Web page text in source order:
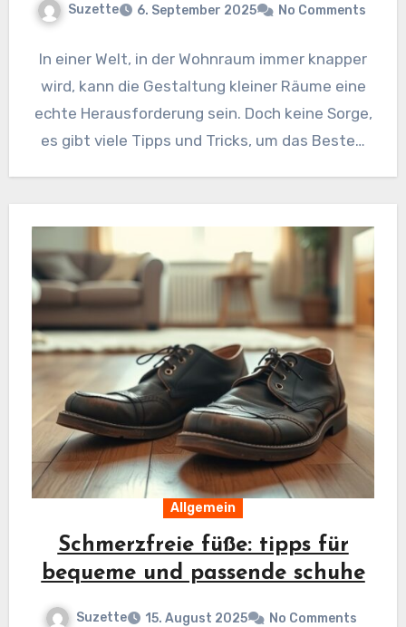
Suzette 6. September 2025 No Comments
In einer Welt, in der Wohnraum immer knapper
wird, kann die Gestaltung kleiner Räume eine
echte Herausforderung sein. Doch keine Sorge,
es gibt viele Tipps und Tricks, um das Beste…
Allgemein
Schmerzfreie füße: tipps für
bequeme und passende schuhe
Suzette 15. August 2025 No Comments